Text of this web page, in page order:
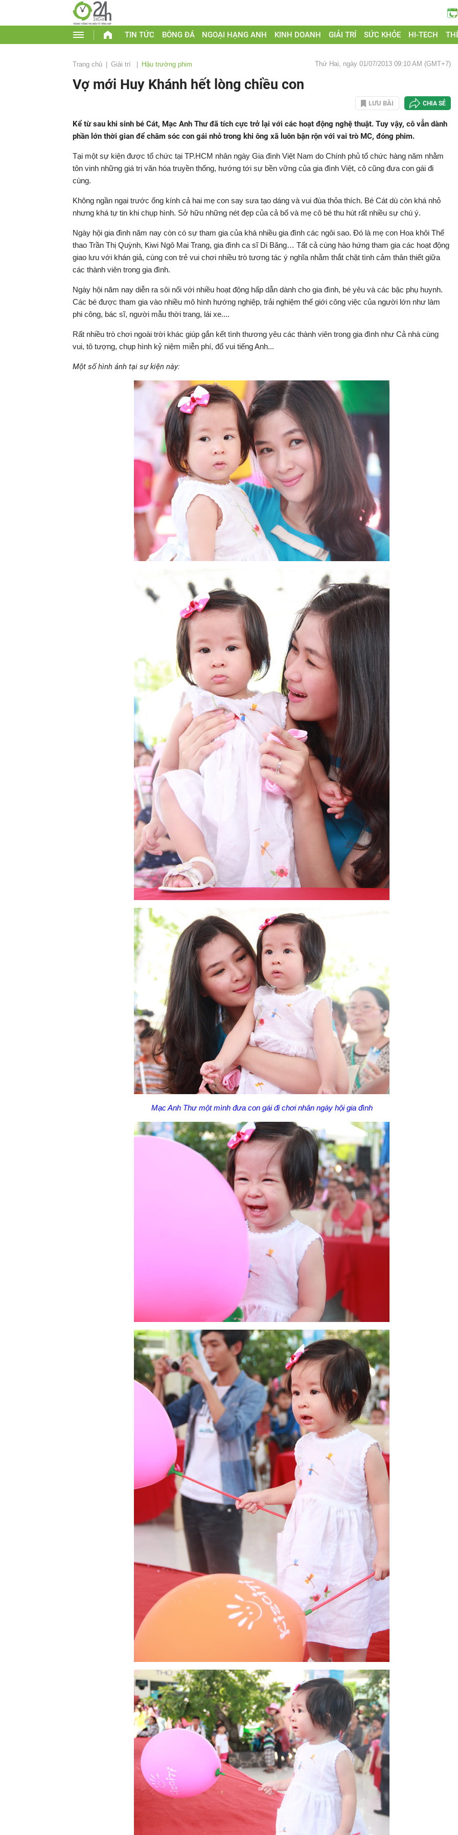
TIN TỨC BÓNG ĐÁ NGOẠI HẠNG ANH KINH DOANH GIẢI TRÍ SỨC KHỎE HI-TECH
Trang chủ Giải trí Hậu trường phim Thứ Hai, ngày 01/07/2013 09:10 AM (GMT+7)
Vợ mới Huy Khánh hết lòng chiều con
LƯU BÀI CHIA SẺ
Kể từ sau khi sinh bé Cát, Mạc Anh Thư đã tích cực trở lại với các hoạt động nghệ thuật. Tuy vậy, cô vẫn dành
phần lớn thời gian để chăm sóc con gái nhỏ trong khi ông xã luôn bận rộn với vai trò MC, đóng phim.
Tại một sự kiện được tổ chức tại TP.HCM nhân ngày Gia đình Việt Nam do Chính phủ tổ chức hàng năm nhằm
tôn vinh những giá trị văn hóa truyền thống, hướng tới sự bền vững của gia đình Việt, cô cũng đưa con gái đi
cùng.
Không ngần ngại trước ống kính cả hai mẹ con say sưa tạo dáng và vui đùa thỏa thích. Bé Cát dù còn khá nhỏ
nhưng khá tự tin khi chụp hình. Sở hữu những nét đẹp của cả bố và mẹ cô bé thu hút rất nhiều sự chú ý.
Ngày hội gia đình năm nay còn có sự tham gia của khá nhiều gia đình các ngôi sao. Đó là mẹ con Hoa khôi Thể
thao Trần Thị Quỳnh, Kiwi Ngô Mai Trang, gia đình ca sĩ Di Băng… Tất cả cùng hào hứng tham gia các hoạt động
giao lưu với khán giả, cùng con trẻ vui chơi nhiều trò tương tác ý nghĩa nhằm thắt chặt tình cảm thân thiết giữa
các thành viên trong gia đình.
Ngày hội năm nay diễn ra sôi nổi với nhiều hoạt động hấp dẫn dành cho gia đình, bé yêu và các bậc phụ huynh.
Các bé được tham gia vào nhiều mô hình hướng nghiệp, trải nghiệm thế giới công việc của người lớn như làm
phi công, bác sĩ, người mẫu thời trang, lái xe....
Rất nhiều trò chơi ngoài trời khác giúp gắn kết tình thương yêu các thành viên trong gia đình như Cả nhà cùng
vui, tô tượng, chụp hình kỷ niệm miễn phí, đố vui tiếng Anh...
Một số hình ảnh tại sự kiện này:
Mạc Anh Thư một mình đưa con gái đi chơi nhân ngày hội gia đình